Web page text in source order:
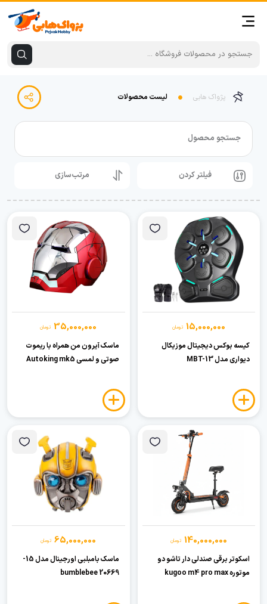
پژواک هابی لیست محصولات
جستجو محصول
فیلتر کردن مرتب‌سازی
15,000,000 تومان
کیسه بوکس دیجیتال موزیکال
دیواری مدل MBT-13
35,000,000 تومان
ماسک آیرون من همراه با ریموت
صوتی و لمسی Autoking mk5
140,000,000 تومان
اسکوتر برقی صندلی دار تاشو دو
موتوره kugoo m4 pro max
65,000,000 تومان
ماسک بامبلبی اورجینال مدل 15-
20669 bumblebee